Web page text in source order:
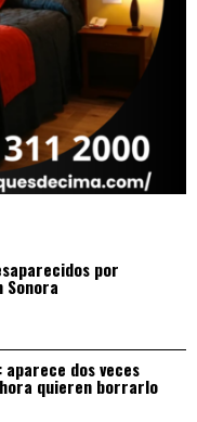
por
aparece dos veces
quieren borrarlo